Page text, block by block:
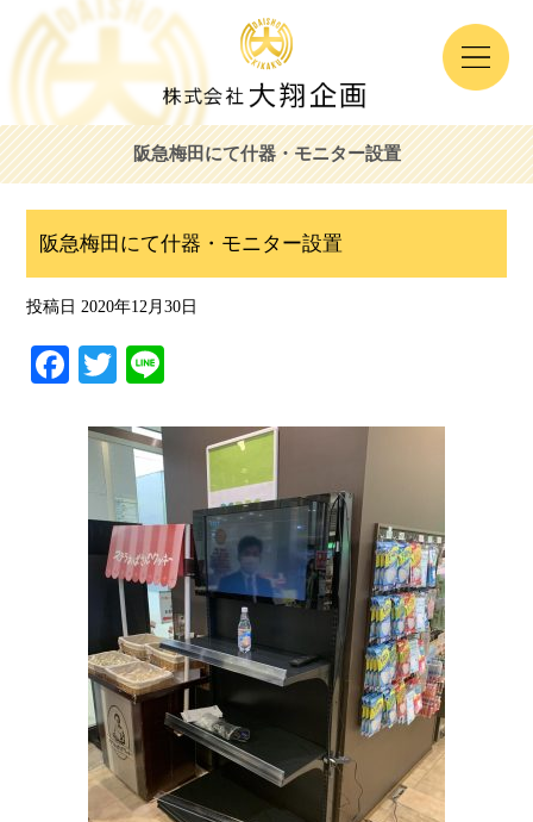
阪急梅田にて什器・モニター設置
阪急梅田にて什器・モニター設置
投稿日 2020年12月30日
Fa
bo
ok
T
tte